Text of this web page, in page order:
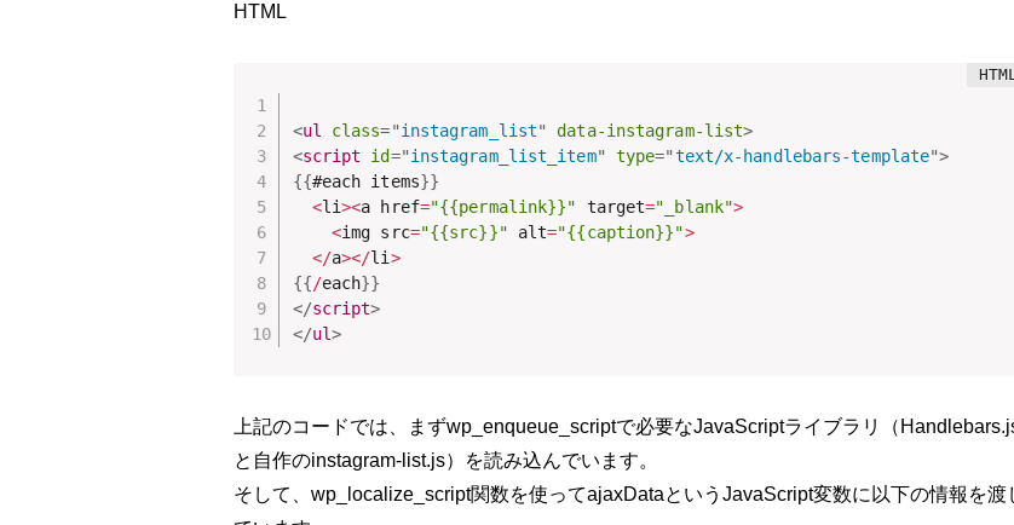
HTML
<ul class="instagram_list" data-instagram-list>
<script id="instagram_list_item" type="text/x-handlebars-template">
{{#each items}}
<li><a href="{{permalink}}" target="_blank">
<img src="{{src}}" alt="{{caption}}">
</a></li >
{{/each}}
</script>
</ul>
上記のコードでは、まずwp_enqueue_scriptで必要なJavaScriptライブラリ（
と自作のinstagram-list.js）を読み込んでいます。
そして、wp_localize_script関数を使ってajaxDataというJavaScript変数に以下の情報を渡